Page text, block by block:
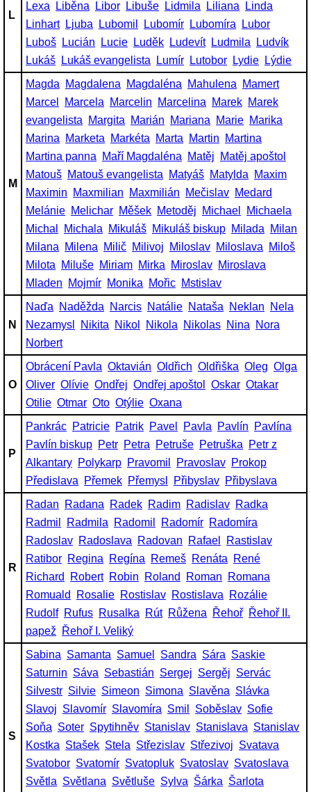
L
Lexa Liběna Libor Libuše Lidmila Liliana
Linda
Linhart
Ljuba Lubomil Lubomír Lubomíra
Lubor
Luboš
Lucián Lucie Luděk Ludevít Ludmila
Ludvík
Lukáš
Lukáš evangelista Lumír Lutobor Lydie Lýdie
M
Magda Magdalena Magdaléna Mahulena
Mamert
Marcel
Marcela Marcelin Marcelina Marek Marek
evangelista
Margita Marián Mariana Marie Marika
Marina
Marketa Markéta Marta Martin
Martina
Martina panna
Maří Magdaléna Matěj
Matěj apoštol
Matouš Matouš evangelista Matyáš Matylda
Maxim
Maximin
Maxmilian Maxmilián Mečislav Medard
Melánie Melichar Měšek Metoděj Michael
Michaela
Michal
Michala Mikuláš Mikuláš biskup Milada
Milan
Milana
Milena Milič Milivoj Miloslav Miloslava
Miloš
Milota
Miluše Miriam Mirka Miroslav Miroslava
Mladen
Mojmír Monika Mořic Mstislav
N
Naďa Naděžda Narcis Natálie Nataša Neklan
Nela
Nezamysl
Nikita Nikol Nikola Nikolas Nina
Nora
Norbert
O
Obrácení Pavla Oktavián Oldřich Oldřiška Oleg Olga
Oliver Olívie Ondřej Ondřej apoštol Oskar Otakar
Otilie Otmar Oto Otýlie Oxana
P
Pankrác Patricie Patrik Pavel Pavla Pavlín
Pavlína
Pavlín biskup Petr Petra Petruše Petruška
Petr z
Alkantary Polykarp Pravomil Pravoslav Prokop
Předislava
Přemek Přemysl Přibyslav Přibyslava
R
Radan Radana Radek Radim Radislav Radka
Radmil
Radmila Radomil Radomír Radomíra
Radoslav Radoslava Radovan Rafael
Rastislav
Ratibor Regina Regína Remeš Renáta
René
Richard
Robert Robin Roland Roman
Romana
Romuald
Rosalie Rostislav Rostislava
Rozálie
Rudolf Rufus Rusalka Rút Růžena Řehoř Řehoř II.
papež
Řehoř I. Veliký
S
Sabina Samanta Samuel Sandra Sára Saskie
Saturnin Sáva Sebastián Sergej Sergěj Servác
Silvestr Silvie Simeon Simona Slavěna Slávka
Slavoj Slavomír Slavomíra Smil Soběslav Sofie
Soňa Soter Spytihněv Stanislav Stanislava Stanislav
Kostka Stašek Stela Střezislav Střezivoj Svatava
Svatobor Svatomír Svatopluk Svatoslav Svatoslava
Světla Světlana Světluše Sylva Šárka Šarlota